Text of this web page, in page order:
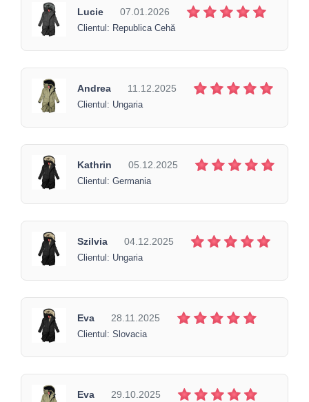
Lucie 07.01.2026
Clientul: Republica Cehă
Andrea 11.12.2025
Clientul: Ungaria
Kathrin 05.12.2025
Clientul: Germania
Szilvia 04.12.2025
Clientul: Ungaria
Eva 28.11.2025
Clientul: Slovacia
Eva 29.10.2025